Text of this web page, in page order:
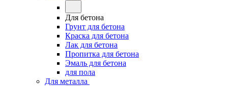
Для бетона
Грунт для бетона
Краска для бетона
Лак для бетона
Пропитка для бетона
Эмаль для бетона
для пола
Для металла